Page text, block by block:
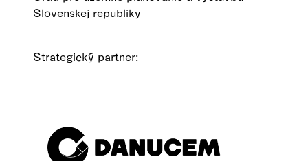
Slovenskej republiky
Strategický partner: